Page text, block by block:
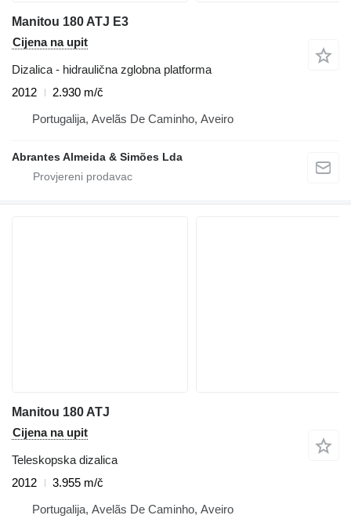
Manitou 180 ATJ E3
Cijena na upit
Dizalica - hidraulična zglobna platforma
2012
2.930 m/č
Portugalija, Avelãs De Caminho, Aveiro
Abrantes Almeida & Simões Lda
Manitou 180 ATJ
Cijena na upit
Teleskopska dizalica
2012
3.955 m/č
Portugalija, Avelãs De Caminho, Aveiro